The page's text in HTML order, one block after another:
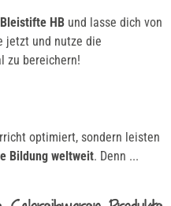
HB und lasse dich von
jetzt und nutze die
zu bereichern!
optimiert, sondern leisten
Bildung weltweit. Denn ...